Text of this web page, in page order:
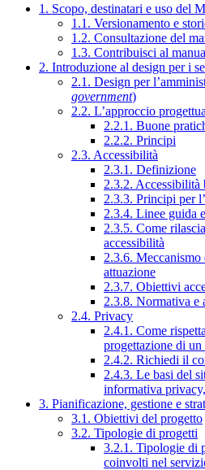
1. Scopo, destinatari e uso del
1.1. Versionamento e
1.2. Consultazione del
1.3. Contribuisci al
2. Introduzione al design per i
2.1. Design per
government)
2.2. L’approccio
2.2.1. Buone
2.2.2. Principi
2.3. Accessibilità
2.3.1. Definizione
2.3.2. Accessibilità
2.3.3. Principi per
2.3.4. Linee guida
2.3.5. Come
accessibilità
2.3.6. Meccanismo
attuazione
2.3.7. Obiettivi
2.3.8. Normativa e
2.4. Privacy
2.4.1. Come
progettazione di
2.4.2. Richiedi il
2.4.3. Le basi del
informativa
3. Pianificazione, gestione e
3.1. Obiettivi del progetto
3.2. Tipologie di progetti
3.2.1. Tipologie di
coinvolti nel